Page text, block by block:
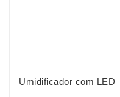
Umidificador com LED